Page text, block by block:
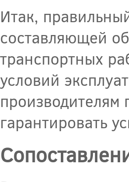
Итак,
составляющей
транспортных
условий
производителям
гарантировать